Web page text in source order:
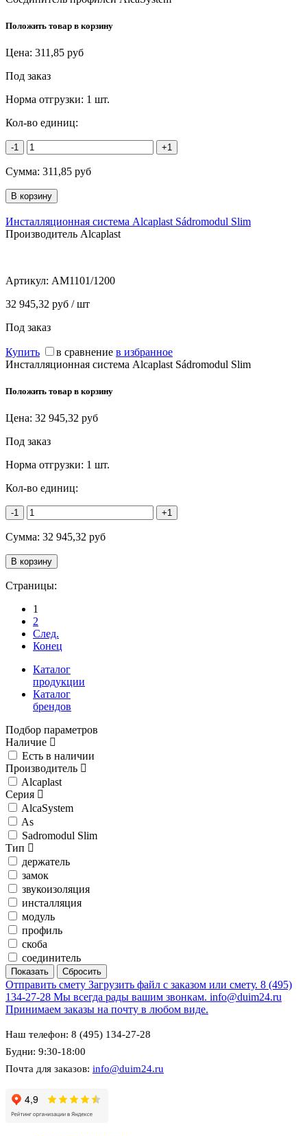
Положить товар в корзину
Цена: 311,85 руб
Под заказ
Норма отгрузки: 1 шт.
Кол-во единиц:
-1 +1
Сумма: 311,85 руб
Инсталляционная система Alcaplast Sádromodul Slim
Производитель Alcaplast
Артикул: AM1101/1200
32 945,32 руб / шт
Под заказ
Купить в сравнение в избранное
Инсталляционная система Alcaplast Sádromodul Slim
Положить товар в корзину
Цена: 32 945,32 руб
Под заказ
Норма отгрузки: 1 шт.
Кол-во единиц:
-1 +1
Сумма: 32 945,32 руб
Страницы:
1
2
След.
Конец
Каталог
продукции
Каталог
брендов
Подбор параметров
Наличие
Есть в наличии
Производитель
Alcaplast
Серия
AlcaSystem
As
Sadromodul Slim
Тип
держатель
замок
звукоизоляция
инсталляция
модуль
профиль
скоба
соединитель
Отправить смету Загрузить файл с заказом или смету. 8 (495)
134-27-28 Мы всегда рады вашим звонкам. info@duim24.ru
Принимаем заказы на почту в любом виде.
Наш телефон: 8 (495) 134-27-28
Будни: 9:30-18:00
Почта для заказов: info@duim24.ru